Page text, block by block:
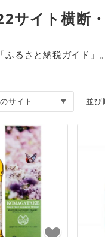
イト横断・
るさと納税ガイド」。
並び